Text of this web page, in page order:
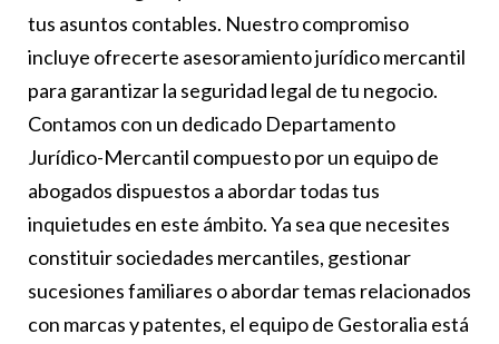
tus asuntos contables. Nuestro compromiso
incluye ofrecerte asesoramiento jurídico mercantil
para garantizar la seguridad legal de tu negocio.
Contamos con un dedicado Departamento
Jurídico-Mercantil compuesto por un equipo de
abogados dispuestos a abordar todas tus
inquietudes en este ámbito. Ya sea que necesites
constituir sociedades mercantiles, gestionar
sucesiones familiares o abordar temas relacionados
con marcas y patentes, el equipo de Gestoralia está